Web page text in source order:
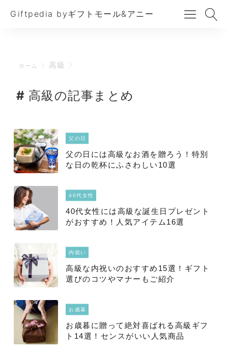
Giftpedia byギフトモール&アニー
ホーム 高級
高級の記事まとめ
父の日
父の日には高級なお酒を贈ろう！特別
な日の乾杯にふさわしい10選
40代女性
40代女性には高級な誕生日プレゼント
がおすすめ！人気アイテム16選
内祝い
高級な内祝いのおすすめ15選！ギフト
選びのコツやマナーもご紹介
お歳暮
お歳暮に贈って絶対喜ばれる高級ギフ
ト14選！センスがいい人気商品